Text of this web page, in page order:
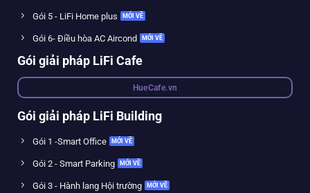
Gói 5 - LiFi Home plus
Gói 6- Điều hòa AC Aircond
Gói giải pháp LiFi Cafe
HueCafe.vn
Gói giải pháp LiFi Building
Gói 1 -Smart Office
Gói 2 - Smart Parking
Gói 3 - Hành lang Hội trường